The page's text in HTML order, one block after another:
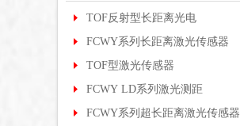
TOF反射型长距离光电
FCWY系列长距离激光传感器
TOF型激光传感器
FCWY LD系列激光测距
FCWY系列超长距离激光传感器